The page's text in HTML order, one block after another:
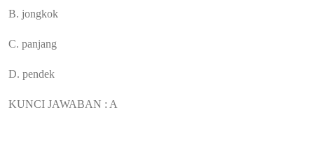
B. jongkok
C. panjang
D. pendek
KUNCI JAWABAN : A